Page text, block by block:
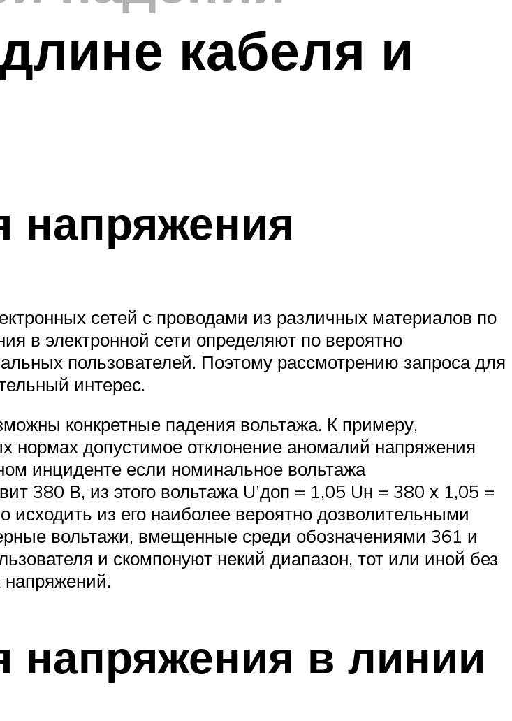
кабеля и
напряжения
сетей с проводами из различных материалов по
в электронной сети определяют по вероятно
пользователей. Поэтому рассмотрению запроса для
интерес.
конкретные падения вольтажа. К примеру,
нормах допустимое отклонение аномалий напряжения
инциденте если номинальное вольтажа
380 В, из этого вольтажа U’доп = 1,05 Uн = 380 х 1,05 =
из его наиболее вероятно дозволительными
вольтажи, вмещенные среди обозначениями 361 и
и скомпонуют некий диапазон, тот или иной без
напряжения в линии